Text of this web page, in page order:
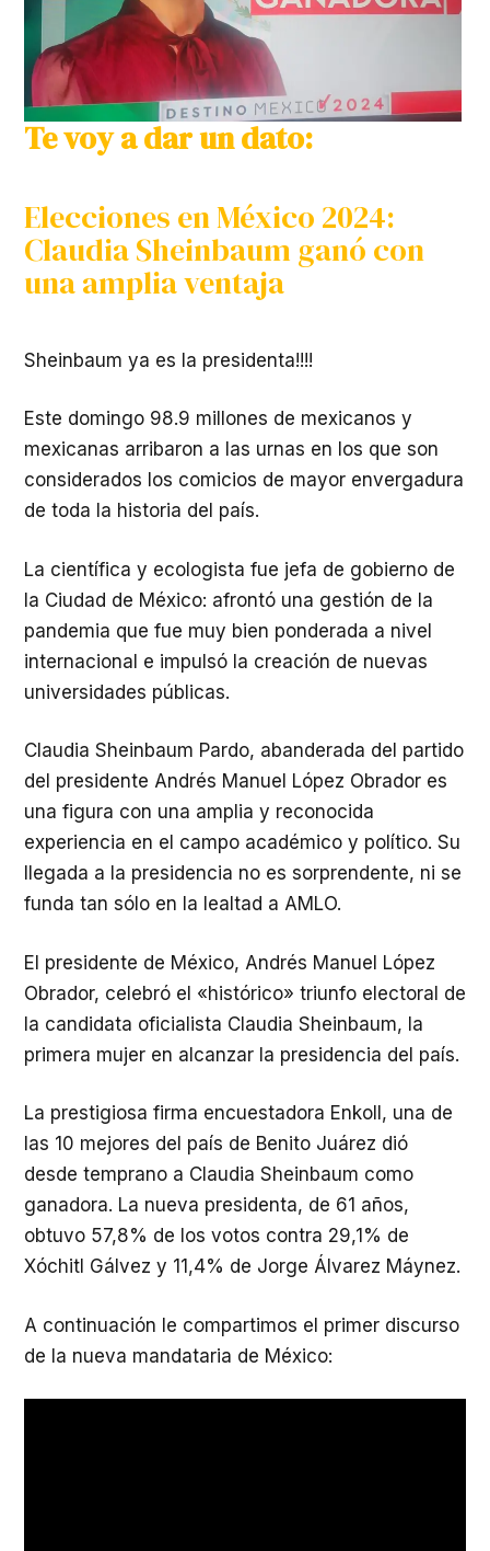
Te voy a dar un dato:
Elecciones en México 2024:
Claudia Sheinbaum ganó con
una amplia ventaja
Sheinbaum ya es la presidenta!!!!
Este domingo 98.9 millones de mexicanos y
mexicanas arribaron a las urnas en los que son
considerados los comicios de mayor envergadura
de toda la historia del país.
La científica y ecologista fue jefa de gobierno de
la Ciudad de México: afrontó una gestión de la
pandemia que fue muy bien ponderada a nivel
internacional e impulsó la creación de nuevas
universidades públicas.
Claudia Sheinbaum Pardo, abanderada del partido
del presidente Andrés Manuel López Obrador es
una figura con una amplia y reconocida
experiencia en el campo académico y político. Su
llegada a la presidencia no es sorprendente, ni se
funda tan sólo en la lealtad a AMLO.
El presidente de México, Andrés Manuel López
Obrador, celebró el «histórico» triunfo electoral de
la candidata oficialista Claudia Sheinbaum, la
primera mujer en alcanzar la presidencia del país.
La prestigiosa firma encuestadora Enkoll, una de
las 10 mejores del país de Benito Juárez dió
desde temprano a Claudia Sheinbaum como
ganadora. La nueva presidenta, de 61 años,
obtuvo 57,8% de los votos contra 29,1% de
Xóchitl Gálvez y 11,4% de Jorge Álvarez Máynez.
A continuación le compartimos el primer discurso
de la nueva mandataria de México: